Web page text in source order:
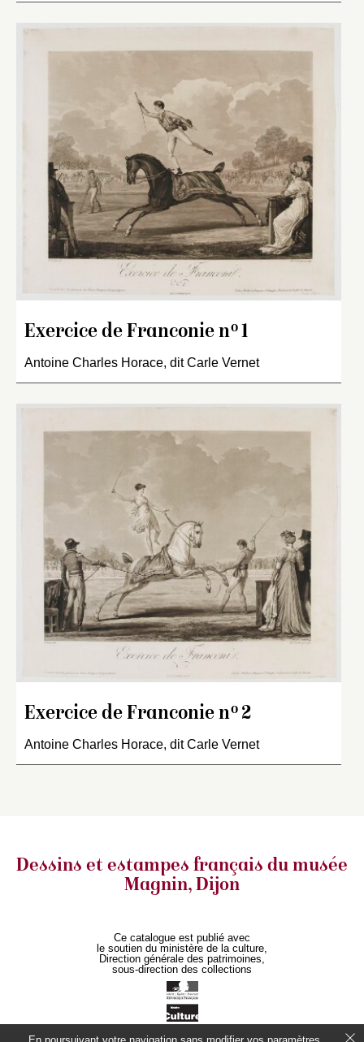
Exercice de Franconie no1
Antoine Charles Horace, dit Carle Vernet
Exercice de Franconie no2
Antoine Charles Horace, dit Carle Vernet
Dessins et estampes français du musée
Magnin, Dijon
Ce catalogue est publié avec
le soutien du ministère de la culture,
Direction générale des patrimoines,
sous-direction des collections